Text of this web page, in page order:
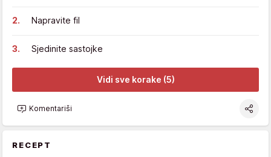
Napravite fil
Sjedinite sastojke
Vidi sve korake (5)
Komentariši
RECEPT